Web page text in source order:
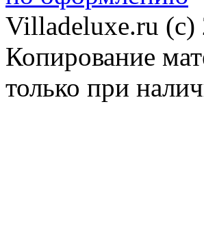
Villadeluxe.ru (c)
Копирование
только при